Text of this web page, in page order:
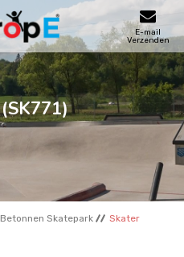
E-mail
Verzenden
(SK771)
Betonnen Skatepark Skater